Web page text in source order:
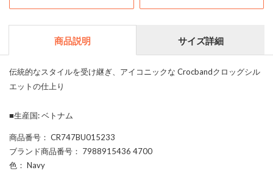
商品説明 サイズ詳細
伝統的なスタイルを受け継ぎ、アイコニックな Crocbandクロッグシル
エットの仕上り
■生産国: ベトナム
商品番号 ： CR747BU015233
ブランド商品番号 ： 7988915436 4700
色 ： Navy